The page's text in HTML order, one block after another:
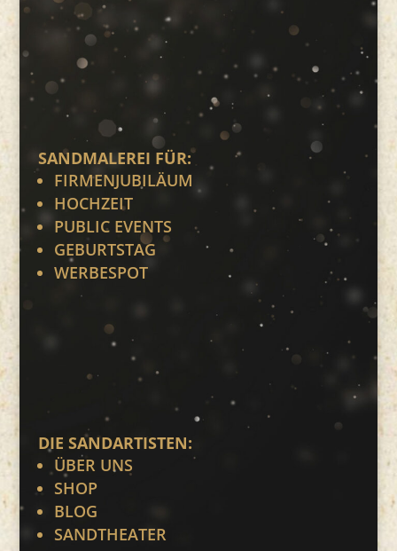
SANDMALEREI FÜR:
FIRMENJUBILÄUM
HOCHZEIT
PUBLIC EVENTS
GEBURTSTAG
WERBESPOT
DIE SANDARTISTEN:
ÜBER UNS
SHOP
BLOG
SANDTHEATER